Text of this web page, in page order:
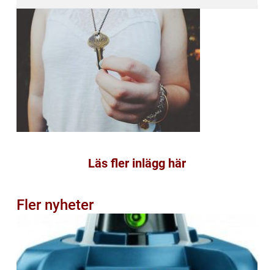
Läs fler inlägg här
Fler nyheter